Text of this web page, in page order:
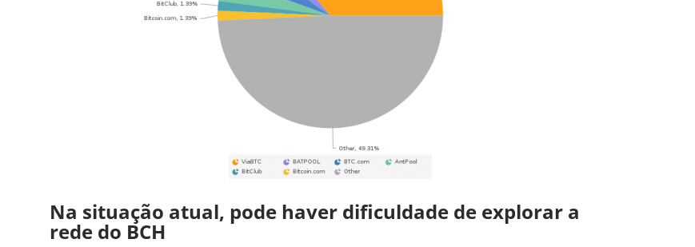
Na situação atual, pode haver dificuldade de explorar a
rede do BCH